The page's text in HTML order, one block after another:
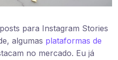
para Instagram Stories
algumas plataformas de
no mercado. Eu já